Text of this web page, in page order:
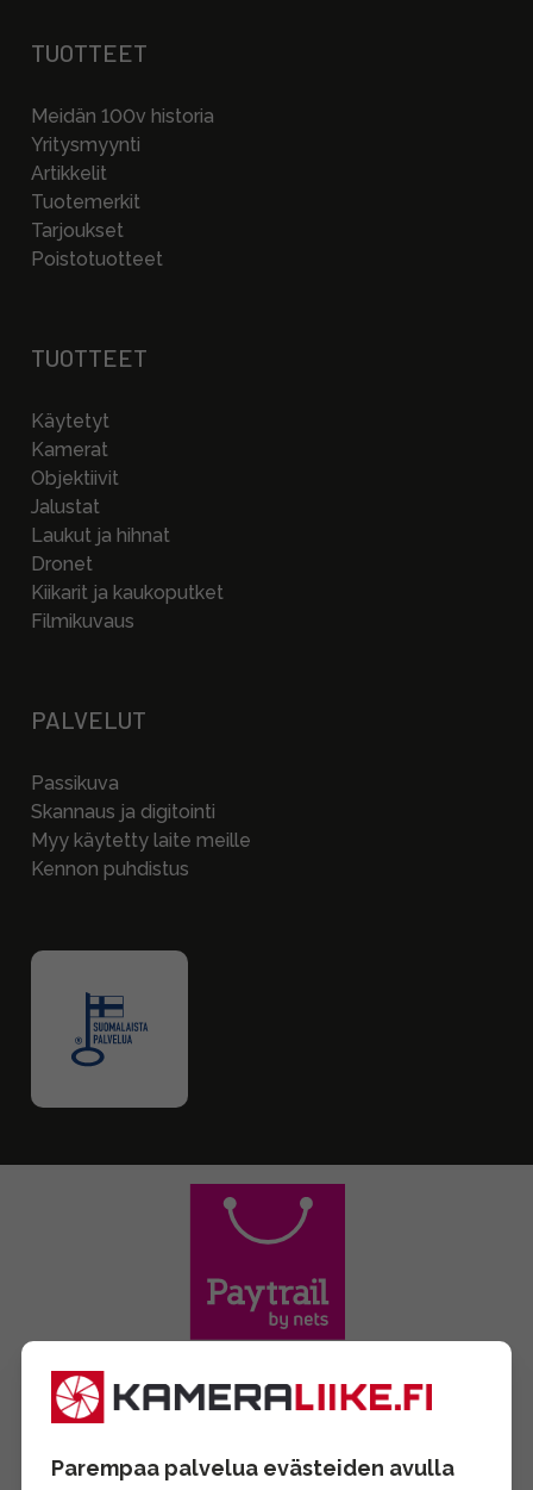
TUOTTEET
Meidän 100v historia
Yritysmyynti
Artikkelit
Tuotemerkit
Tarjoukset
Poistotuotteet
TUOTTEET
Käytetyt
Kamerat
Objektiivit
Jalustat
Laukut ja hihnat
Dronet
Kiikarit ja kaukoputket
Filmikuvaus
PALVELUT
Passikuva
Skannaus ja digitointi
Myy käytetty laite meille
Kennon puhdistus
Parempaa palvelua evästeiden avulla